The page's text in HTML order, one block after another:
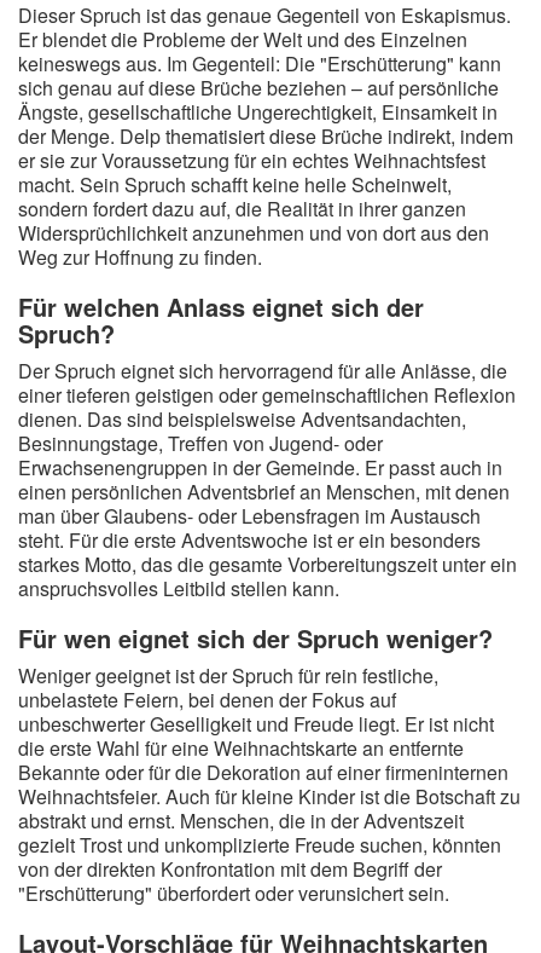
Dieser Spruch ist das genaue Gegenteil von Eskapismus.
Er blendet die Probleme der Welt und des Einzelnen
keineswegs aus. Im Gegenteil: Die "Erschütterung" kann
sich genau auf diese Brüche beziehen – auf persönliche
Ängste, gesellschaftliche Ungerechtigkeit, Einsamkeit in
der Menge. Delp thematisiert diese Brüche indirekt, indem
er sie zur Voraussetzung für ein echtes Weihnachtsfest
macht. Sein Spruch schafft keine heile Scheinwelt,
sondern fordert dazu auf, die Realität in ihrer ganzen
Widersprüchlichkeit anzunehmen und von dort aus den
Weg zur Hoffnung zu finden.
Für welchen Anlass eignet sich der
Spruch?
Der Spruch eignet sich hervorragend für alle Anlässe, die
einer tieferen geistigen oder gemeinschaftlichen Reflexion
dienen. Das sind beispielsweise Adventsandachten,
Besinnungstage, Treffen von Jugend- oder
Erwachsenengruppen in der Gemeinde. Er passt auch in
einen persönlichen Adventsbrief an Menschen, mit denen
man über Glaubens- oder Lebensfragen im Austausch
steht. Für die erste Adventswoche ist er ein besonders
starkes Motto, das die gesamte Vorbereitungszeit unter ein
anspruchsvolles Leitbild stellen kann.
Für wen eignet sich der Spruch weniger?
Weniger geeignet ist der Spruch für rein festliche,
unbelastete Feiern, bei denen der Fokus auf
unbeschwerter Geselligkeit und Freude liegt. Er ist nicht
die erste Wahl für eine Weihnachtskarte an entfernte
Bekannte oder für die Dekoration auf einer firmeninternen
Weihnachtsfeier. Auch für kleine Kinder ist die Botschaft zu
abstrakt und ernst. Menschen, die in der Adventszeit
gezielt Trost und unkomplizierte Freude suchen, könnten
von der direkten Konfrontation mit dem Begriff der
"Erschütterung" überfordert oder verunsichert sein.
Layout-Vorschläge für Weihnachtskarten